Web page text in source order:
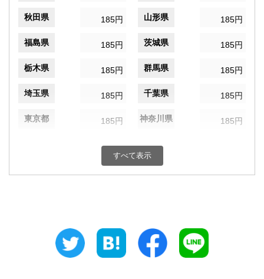
秋田県 185円 山形県 185円
福島県 185円 茨城県 185円
栃木県 185円 群馬県 185円
埼玉県 185円 千葉県 185円
東京都 185円 神奈川県 185円
185円 富山県
185円 三重県
すべて表示